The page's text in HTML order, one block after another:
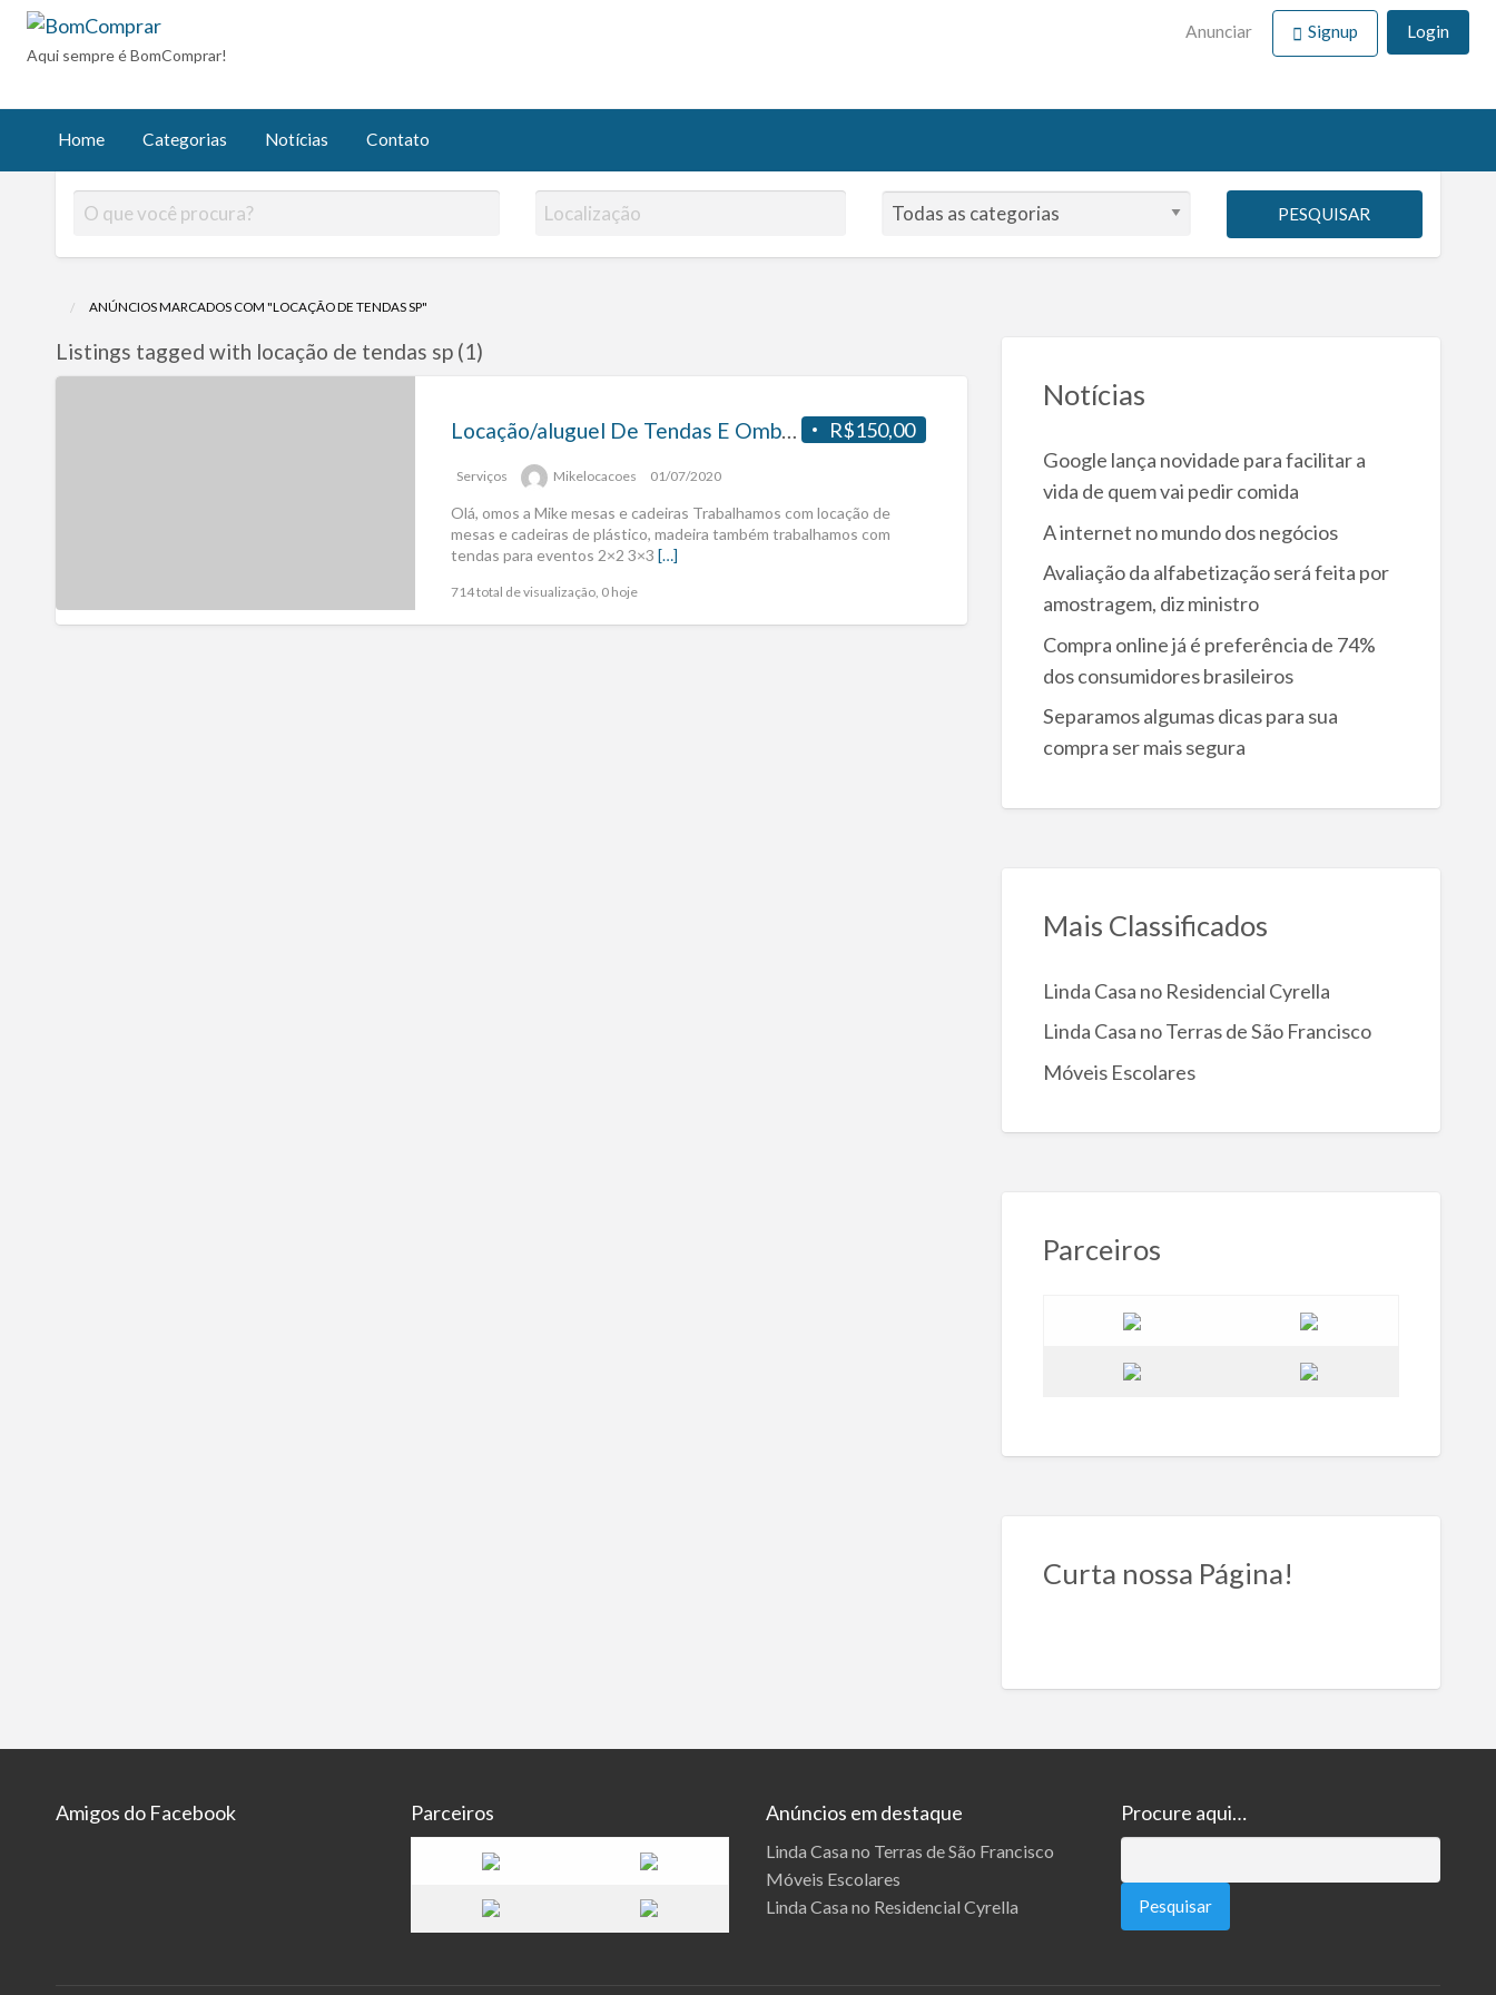
Contato
Anunciar Signup Login
BomComprar
Aqui sempre é BomComprar!
Home Categorias Notícias Contato
PESQUISAR
ANÚNCIOS MARCADOS COM "LOCAÇÃO DE TENDAS SP"
Listings tagged with locação de tendas sp (1)
R$150,00
Locação/aluguel De Tendas E Ombrelone. 2×2, 3×3, 4×4.
Serviços Mikelocacoes 01/07/2020
Olá, omos a Mike mesas e cadeiras Trabalhamos com locação de
mesas e cadeiras de plástico, madeira também trabalhamos com
tendas para eventos 2×2 3×3 […]
714 total de visualização, 0 hoje
Notícias
Google lança novidade para facilitar a
vida de quem vai pedir comida
A internet no mundo dos negócios
Avaliação da alfabetização será feita por
amostragem, diz ministro
Compra online já é preferência de 74%
dos consumidores brasileiros
Separamos algumas dicas para sua
compra ser mais segura
Mais Classificados
Linda Casa no Residencial Cyrella
Linda Casa no Terras de São Francisco
Móveis Escolares
Parceiros
Curta nossa Página!
Amigos do Facebook Parceiros Anúncios em destaque
Linda Casa no Terras de São Francisco
Móveis Escolares
Linda Casa no Residencial Cyrella
Procure aqui…
por: